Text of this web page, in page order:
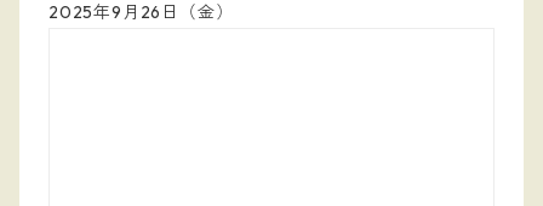
2025年9月26日（金）